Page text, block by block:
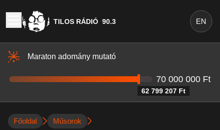
TILOS RÁDIÓ 90.3 EN
Maraton adomány mutató
62 799 207 Ft
70 000 000 Ft
Főoldal Műsorok